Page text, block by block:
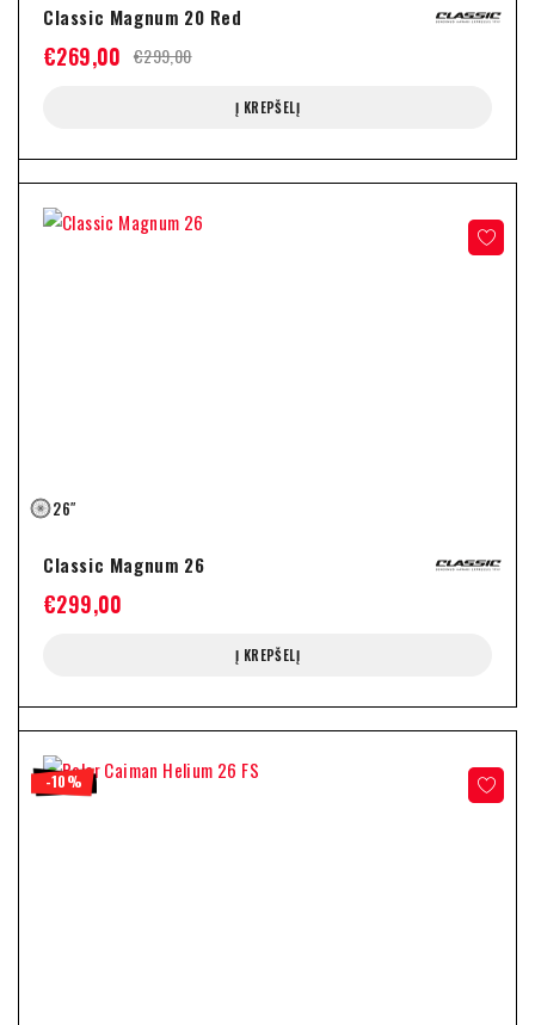
Classic Magnum 20 Red
€299,00
€269,00
Į KREPŠELĮ
26″
Classic Magnum 26
€299,00
Į KREPŠELĮ
-10%